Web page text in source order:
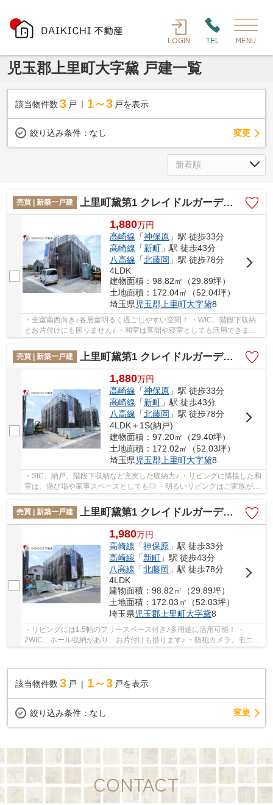
LOGIN TEL MENU
児玉郡上里町大字黛 戸建一覧
該当物件数 3 戸 1～3 戸を表示
絞り込み条件： なし 変更
売買 | 新築一戸建 上里町黛第1 クレイドルガーデン 新築戸建 全8棟 6号棟
1,880万円
高崎線 「神保原」駅 徒歩33分
高崎線 「新町」駅 徒歩43分
八高線 「北藤岡 」駅 徒歩78分
4LDK
建物面積：98.82㎡（29.89坪）
土地面積：172.04㎡（52.04坪）
埼玉県児玉郡上里町大字黛8
・全室南西向き♪各居室明るく過ごしやすい空間！ ・WIC、階段下収納
とお片付けにも困りません♪ ・和室は客間や寝室としても活用できます
ね！ 「今から見たい！」大歓迎です♪お気軽に...
売買 | 新築一戸建
上里町黛第1 クレイドルガーデン 新築戸建 全8棟 7号棟
1,880万円
高崎線 「神保原」駅 徒歩33分
高崎線 「新町」駅 徒歩43分
八高線 「北藤岡 」駅 徒歩78分
4LDK＋1S(納戸)
建物面積：97.20㎡（29.40坪）
土地面積：172.02㎡（52.03坪）
埼玉県児玉郡上里町大字黛8
・SIC、納戸、階段下収納など充実した収納力♪ ・リビングに隣接した和
室は、遊び場や家事スペースとしても◎ ・明るいリビングはご家族が自
然と集まる空間です！ 「今から見たい！」大...
売買 | 新築一戸建
上里町黛第1 クレイドルガーデン 新築戸建 全8棟 8号棟
1,980万円
高崎線 「神保原 」駅 徒歩33分
高崎線 「新町 」駅 徒歩43分
八高線 「北藤岡 」駅 徒歩78分
4LDK
建物面積：98.82㎡（29.89坪）
土地面積：172.03㎡（52.03坪）
埼玉県児玉郡上里町大字黛8
・リビングには1.5帖のフリースペース付き♪多用途に活用可能！ ・
2WIC、ホール収納があり、お片付けも捗ります♪ ・防犯カメラ、モニタ
該当物件数 3 戸 1～3 戸を表示
絞り込み条件： なし 変更
CONTACT